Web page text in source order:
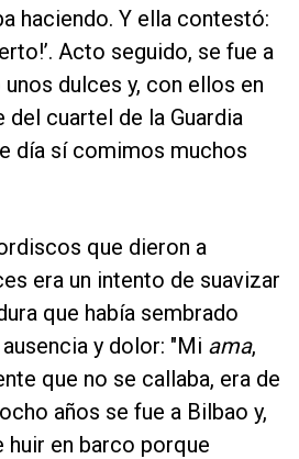
haciendo. Y ella contestó:
Acto seguido, se fue a
dulces y, con ellos en
del cuartel de la Guardia
día sí comimos muchos
que dieron a
era un intento de suavizar
que había sembrado
y dolor: "Mi ama,
que no se callaba, era de
años se fue a Bilbao y,
huir en barco porque